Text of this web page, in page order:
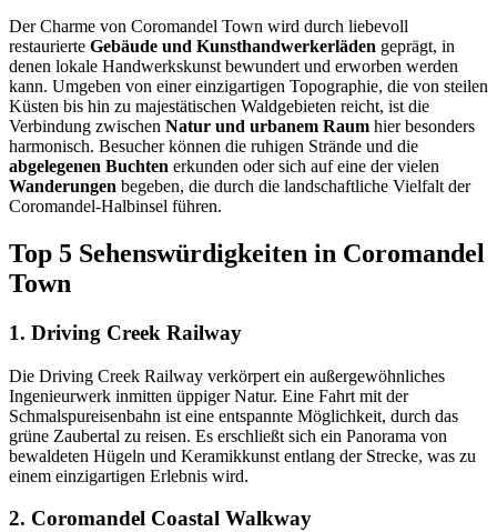
Der Charme von Coromandel Town wird durch liebevoll
restaurierte Gebäude und Kunsthandwerkerläden geprägt, in
denen lokale Handwerkskunst bewundert und erworben werden
kann. Umgeben von einer einzigartigen Topographie, die von steilen
Küsten bis hin zu majestätischen Waldgebieten reicht, ist die
Verbindung zwischen Natur und urbanem Raum hier besonders
harmonisch. Besucher können die ruhigen Strände und die
abgelegenen Buchten erkunden oder sich auf eine der vielen
Wanderungen begeben, die durch die landschaftliche Vielfalt der
Coromandel-Halbinsel führen.
Top 5 Sehenswürdigkeiten in Coromandel
Town
1. Driving Creek Railway
Die Driving Creek Railway verkörpert ein außergewöhnliches
Ingenieurwerk inmitten üppiger Natur. Eine Fahrt mit der
Schmalspureisenbahn ist eine entspannte Möglichkeit, durch das
grüne Zaubertal zu reisen. Es erschließt sich ein Panorama von
bewaldeten Hügeln und Keramikkunst entlang der Strecke, was zu
einem einzigartigen Erlebnis wird.
2. Coromandel Coastal Walkway